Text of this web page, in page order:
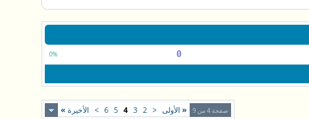
0
0%
صفحة 4 من 9 « الأولى <
2
3
4
5
6
> الأخيرة »